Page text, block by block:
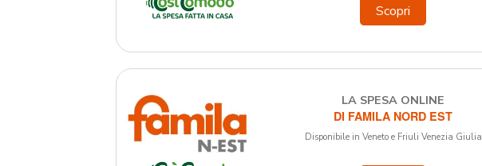
Scopri
LA SPESA ONLINE
DI FAMILA NORD EST
Disponibile in Veneto e Friuli Venezia Giulia